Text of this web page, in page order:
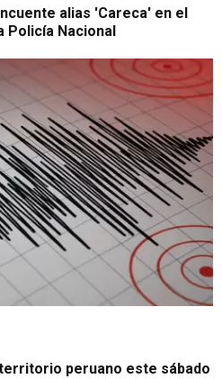
alias 'Careca' en el
Policía Nacional
peruano este sábado